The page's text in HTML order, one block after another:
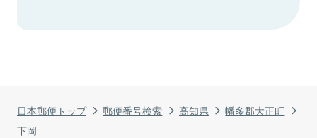
日本郵便トップ 郵便番号検索 高知県
幡多郡大正町
下岡